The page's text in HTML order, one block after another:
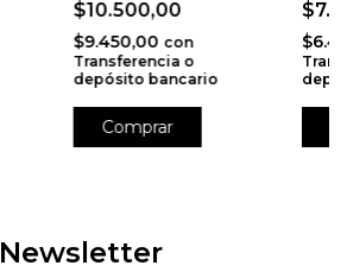
$10.500,00
$9.450,00 con
Transferencia o
depósito bancario
Newsletter